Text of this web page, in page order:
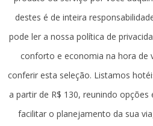
destes é de inteira
pode ler a nossa política de
conforto e economia na hora de
conferir esta seleção. Listamos
a partir de R$ 130, reunindo
facilitar o planejamento da sua